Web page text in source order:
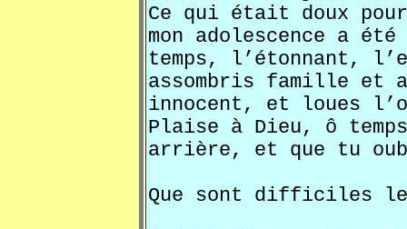
Ce qui était doux
mon adolescence a
temps, l’étonnant,
assombris famille et
innocent, et loues
Plaise à Dieu, ô
arrière, et que tu
Que sont difficiles